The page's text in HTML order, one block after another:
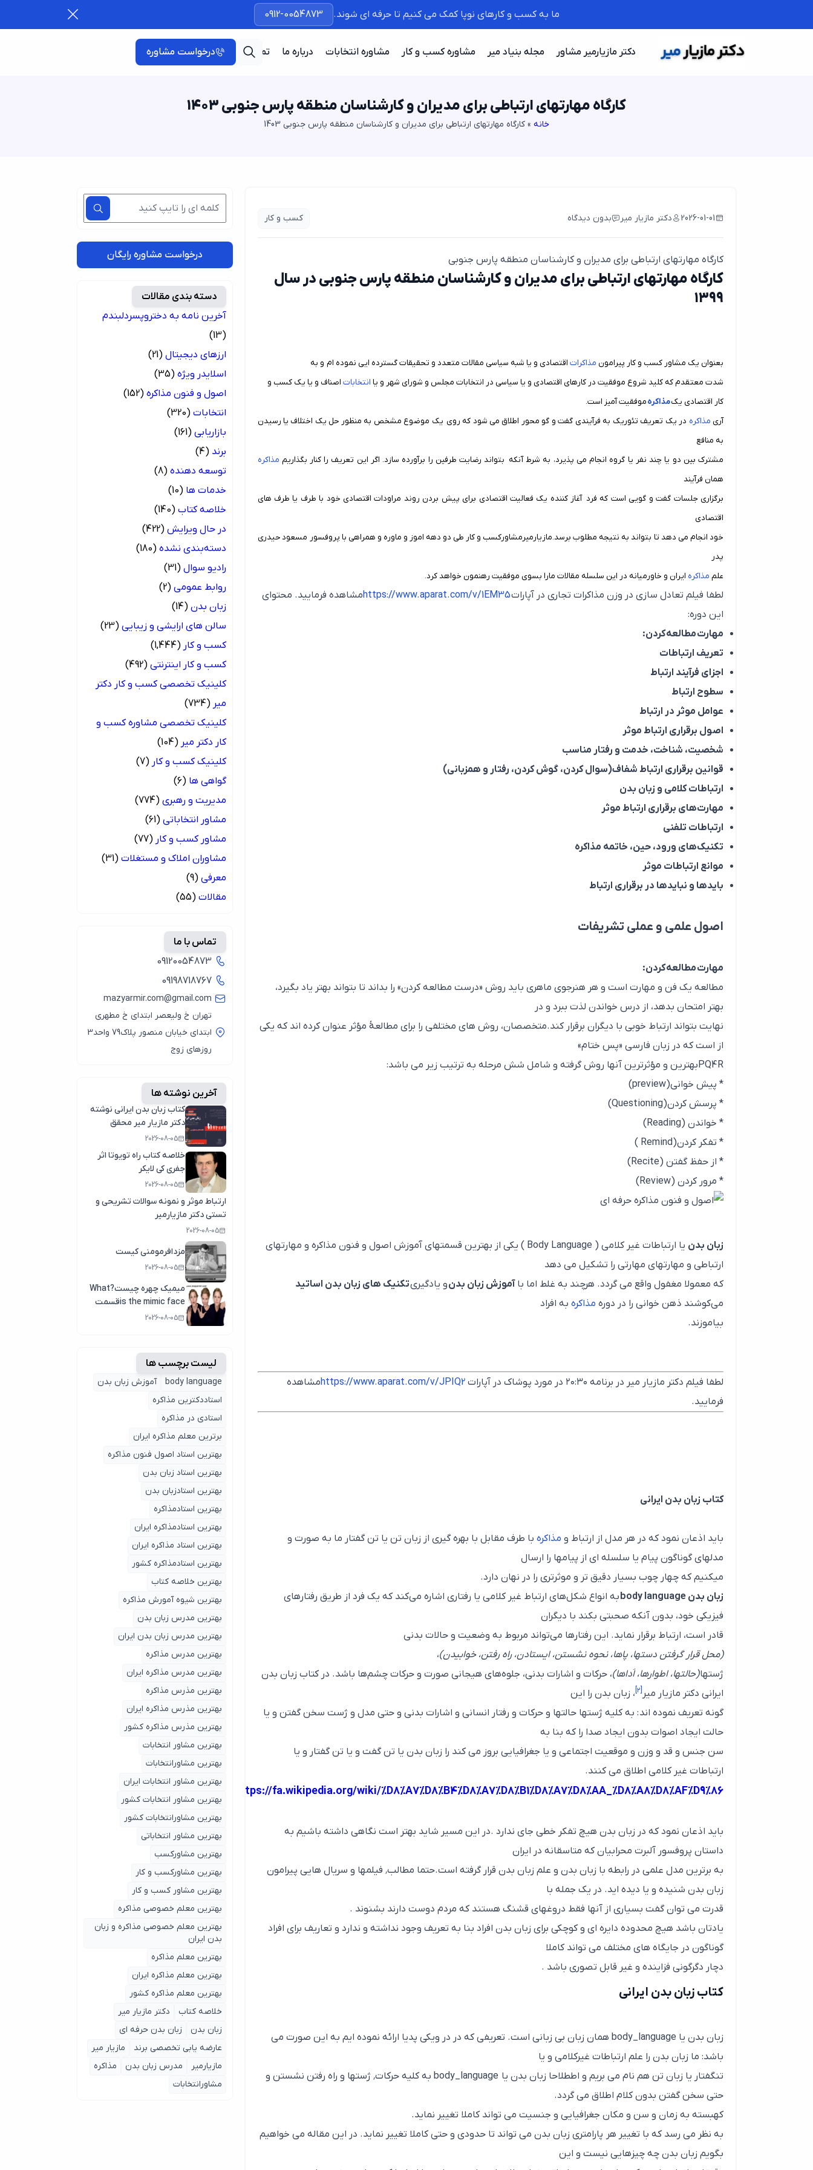
ما به کسب و کارهای نوپا کمک می کنیم تا حرفه ای شوند. 0912-0054873
دکتر مازیارمیر مشاور مجله بنیاد میر مشاوره کسب و کار مشاوره انتخابات درباره ما تماس با ما درخواست مشاوره
کارگاه مهارتهای ارتباطی برای مدیران و کارشناسان منطقه پارس جنوبی 1403
خانه » کارگاه مهارتهای ارتباطی برای مدیران و کارشناسان منطقه پارس جنوبی 1403
2026-01-01 دکتر مازیار میر بدون دیدگاه کسب و کار
کارگاه مهارتهای ارتباطی برای مدیران و کارشناسان منطقه پارس جنوبی
کارگاه مهارتهای ارتباطی برای مدیران و کارشناسان منطقه پارس جنوبی در سال
۱۳۹۹
بعنوان یک مشاور کسب و کار پیرامون مذاکرات اقتصادی و یا شبه سیاسی مقالات متعدد و تحقیقات گسترده ایی نموده ام و به
شدت معتقدم که کلید شروع موفقیت در کارهای اقتصادی و یا سیاسی در انتخابات مجلس و شورای شهر و یا انتخابات اصناف و یا یک کسب و
کار اقتصادی یکمذاکرهموفقیت آمیز است.
آری مذاکره در یک تعریف تئوریک به فرآیندی گفت و گو محور اطلاق می شود که روی یک موضوع مشخص به منظور حل یک اختلاف یا رسیدن
به منافع
مشترک بین دو یا چند نفر یا گروه انجام می پذیرد، به شرط آنکه بتواند رضایت طرفین را برآورده سازد. اگر این تعریف را کنار بگذاریم مذاکره
همان فرآیند
برگزاری جلسات گفت و گویی است که فردآغاز کننده یک فعالیت اقتصادی برای پیش بردن روند مراودات اقتصادی خود با طرف یا طرف های
اقتصادی
خود انجام می دهد تا بتواند به نتیجه مطلوب برسد.مازیارمیرمشاورکسب و کار طی دو دهه اموز و ماوره و همراهی با پروفسور مسعود حیدری
پدر
علم مذاکره ایران و خاورمیانه در این سلسله مقالات مارا بسوی موفقیت رهنمون خواهد کرد.
لطفا فیلم تعادل سازی در وزن مذاکرات تجاری در آپاراتhttps://www.aparat.com/v/1EM35مشاهده فرمایید. محتوای
این دوره:
مهارت مطالعه کردن:
تعریف ارتباطات
اجزای فرآیند ارتباط
سطوح ارتباط
عوامل موثر در ارتباط
اصول برقراری ارتباط موثر
شخصیت، شناخت، خدمت و رفتار مناسب
قوانین برقراری ارتباط شفاف(سوال کردن، گوش کردن، رفتار و همزبانی)
ارتباطات کلامی و زبان بدن
مهارت‌های برقراری ارتباط موثر
ارتباطات تلفنی
تکنیک‌های ورود، حین، خاتمه مذاکره
موانع ارتباطات موثر
بایدها و نبایدها در برقراری ارتباط
اصول علمی و عملی تشریفات
مهارت مطالعه کردن:
مطالعه یک فن و مهارت است و هر هنرجوی ماهری باید روش «درست مطالعه کردن» را بداند تا بتواند بهتر یاد بگیرد،
بهتر امتحان بدهد، از درس خواندن لذت ببرد و در
نهایت بتواند ارتباط خوبی با دیگران برقرار کند.متخصصان، روش های مختلفی را برای مطالعۀ مؤثر عنوان کرده اند که یکی
از است که در زبان فارسی «پس ختام»
PQ4Rبهترین و مؤثرترین آنها روش گرفته و شامل شش مرحله به ترتیب زیر می باشد:
* پیش خوانی(preview)
* پرسش کردن(Questioning)
* خواندن (Reading)
* تفکر کردن(Remind )
* از حفظ گفتن (Recite)
* مرور کردن (Review)
زبان بدن
یا ارتباطات غیر کلامی ( Body Language ) یکی از بهترین قسمتهای آموزش اصول و فنون مذاکره و مهارتهای
ارتباطی و مهارتهای مهارتی را تشکیل می دهد
که معمولا مغفول واقع می گردد. هرچند به غلط اما باآموزش زبان بدنو یادگیریتکنیک های زبان بدن اساتید
می‌کوشند ذهن خوانی را در دوره مذاکره به افراد
بیاموزند.
لطفا فیلم دکتر مازیار میر در برنامه ۲۰:۳۰ در مورد پوشاک در آپارات https://www.aparat.com/v/JPIQ2مشاهده
فرمایید.
کتاب زبان بدن ایرانی
باید اذعان نمود که در هر مدل از ارتباط و مذاکره با طرف مقابل با بهره گیری از زبان تن یا تن گفتار ما به صورت و
مدلهای گوناگون پیام یا سلسله ای از پیامها را ارسال
میکنیم که چهار چوب بسیار دقیق تر و موثرتری را در نهان دارد.
زبان بدن body language
به انواع شکل‌های ارتباط غیر کلامی یا رفتاری اشاره می‌کند که یک فرد از طریق رفتارهای
فیزیکی خود، بدون آنکه صحبتی بکند با دیگران
قادر است، ارتباط برقرار نماید. این رفتارها می‌تواند مربوط به وضعیت و حالات بدنی
(محل قرار گرفتن دستها، پاها، نحوه نشستن، ایستادن، راه رفتن، خوابیدن)،
ژستها(حالتها، اطوارها، اَداها)، حرکات و اشارات بدنی، جلوه‌های هیجانی صورت و حرکات چشم‌ها باشد. در کتاب زبان بدن
ایرانی دکتر مازیار میر
، زبان بدن را این
گونه تعریف نموده اند : به کلیه ژستها حالتها و حرکات و رفتار انسانی و اشارات بدنی و حتی مدل و ژست سخن گفتن و یا
حالت ایجاد اصوات بدون ایجاد صدا را که بنا به
سن جنس و قد و وزن و موقعیت اجتماعی و یا جغرافیایی بروز می کند را زبان بدن یا تن گفت و یا تن گفتار و یا
ارتباطات غیر کلامی اطلاق می کنند.
https://fa.wikipedia.org/wiki/%D8%A7%D8%B4%D8%A7%D8%B1%D8%A7%D8%AA_%D8%A8%D8%AF%D9%86
باید اذعان نمود که در زبان بدن هیچ تفکر خطی جای ندارد .در این مسیر شاید بهتر است نگاهی داشته باشیم به
داستان پروفسور آلبرت محرابیان که متاسقانه در ایران
به برترین مدل علمی در رابطه با زبان بدن و علم زبان بدن قرار گرفته است.حتما مطالب٬ فیلمها و سریال هایی پیرامون
زبان بدن شنیده و یا دیده اید. در یک جمله با
قدرت می توان گفت بسیاری از آنها فقط دروغهای قشنگ هستند که مردم دوست دارند بشنوند .
یادتان باشد هیچ محدوده دایره ای و کوچکی برای زبان بدن افراد بنا به تعریف وجود نداشته و ندارد و تعاریف برای افراد
گوناگون در جایگاه های مختلف می تواند کاملا
دچار دگرگونی فزاینده و غیر قابل تصوری باشد .
کتاب زبان بدن ایرانی
زبان بدن یا body_language همان زبان بی زبانی است. تعریفی که در در ویکی پدیا ارائه نموده ایم به این صورت می
باشد: ما زبان بدن را علم ارتباطات غیرکلامی و یا
تنگفتار یا زبان تن هم نام می بریم و اططلاحا زبان بدن یا body_language به کلیه حرکات٬ ژستها و راه رفتن نشستن و
حتی سخن گفتن بدون کلام اطلاق می گردد.
کهبسته به زمان و سن و مکان جغرافیایی و جنسیت می تواند کاملا تغییر نماید.
به نظر می رسد که با تغییر هر پارامتری زبان بدن می تواند تا حدودی و حتی کاملا تغییر نماید. در این مقاله می خواهیم
بگویم زبان بدن چه چیزهایی نیست و این
درخواست مشاوره رایگان
دسته بندی مقالات
آخرین نامه به دختروپسردلبندم
(13)
ارزهای دیجیتال (21)
اسلایدر ویژه (35)
اصول و فنون مذاکره (152)
انتخابات (320)
بازاریابی (161)
برند (4)
توسعه دهنده (8)
خدمات ها (10)
خلاصه کتاب (140)
در حال ویرایش (422)
دسته‌بندی نشده (180)
رادیو سوال (31)
روابط عمومی (2)
زبان بدن (14)
سالن های ارایشی و زیبایی (23)
کسب و کار (1,444)
کسب و کار اینترنتی (492)
کلینیک تخصصی کسب و کار دکتر
میر (734)
کلینیک تخصصی مشاوره کسب و
کار دکتر میر (104)
کلینیک کسب و کار (7)
گواهی ها (6)
مدیریت و رهبری (774)
مشاور انتخاباتی (61)
مشاور کسب و کار (77)
مشاوران املاک و مستغلات (31)
معرفی (9)
مقالات (55)
تماس با ما
09120054873
09198718767
mazyarmir.com@gmail.com
تهران خ ولیعصر ابتدای خ مطهری
ابتدای خیابان منصور پلاک79 واحد3
روزهای زوج
آخرین نوشته ها
کتاب زبان بدن ایرانی نوشته
دکتر مازیار میر محقق
وپژوهشگر زبان بدن
2026-08-05
خلاصه کتاب راه تویوتا اثر
جفری کی لایکر
2026-08-05
ارتباط موثر و نمونه سوالات تشریحی و
تستی دکتر مازیارمیر
2026-08-05
مزدافرمومنی کیست
2026-08-05
میمیک چهره چیست?What
is the mimic faceقسمت
اول2026-08-05
لیست برچسب ها
body language
آموزش زبان بدن
استاددکترین مذاکره
استادی در مذاکره
برترین معلم مذاکره ایران
بهترین استاد اصول ‌فنون مذاکره
بهترین استاد زبان بدن
بهترین استادزبان بدن
بهترین استادمذاکره
بهترین استادمذاکره ایران
بهترین استاد مذاکره ایران
بهترین استادمذاکره کشور
بهترین خلاصه کتاب
بهترین شیوه آمورش مذاکره
بهترین مدرس زبان بدن
بهترین مدرس زبان بدن ایران
بهترین مدرس مذاکره
بهترین مدرس مذاکره ایران
بهترین مذرس مذاکره
بهترین مذرس مذاکره ایران
بهترین مذرس مذاکره کشور
بهترین مشاور انتخابات
بهترین مشاورانتخابات
بهترین مشاور انتخابات ایران
بهترین مشاور انتخابات کشور
بهترین مشاورانتخابات کشور
بهترین مشاور انتخاباتی
بهترین مشاورکسب
بهترین مشاورکسب و کار
بهترین مشاور کسب و کار
بهترین معلم خصوصی مذاکره
بهترین معلم خصوصی مذاکره و زبان
بدن ایران
بهترین معلم مذاکره
بهترین معلم مذاکره ایران
بهترین معلم مذاکره کشور
خلاصه کتاب
دکتر مازیار میر
زبان بدن
زبان بدن حرفه ای
عارضه یابی تخصصی برند
مازیار میر
مازیارمیر
مدرس زبان بدن
مذاکره
مشاورانتخابات